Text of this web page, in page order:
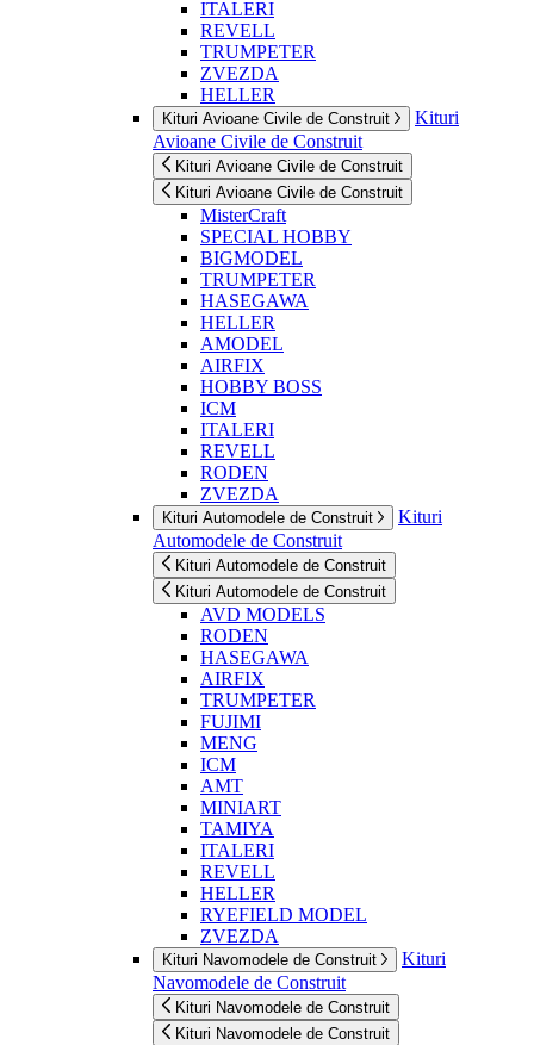
ITALERI
REVELL
TRUMPETER
ZVEZDA
HELLER
Kituri Avioane Civile de Construit
Kituri
Avioane Civile de Construit
Kituri Avioane Civile de Construit
Kituri Avioane Civile de Construit
MisterCraft
SPECIAL HOBBY
BIGMODEL
TRUMPETER
HASEGAWA
HELLER
AMODEL
AIRFIX
HOBBY BOSS
ICM
ITALERI
REVELL
RODEN
ZVEZDA
Kituri Automodele de Construit
Kituri
Automodele de Construit
Kituri Automodele de Construit
Kituri Automodele de Construit
AVD MODELS
RODEN
HASEGAWA
AIRFIX
TRUMPETER
FUJIMI
MENG
ICM
AMT
MINIART
TAMIYA
ITALERI
REVELL
HELLER
RYEFIELD MODEL
ZVEZDA
Kituri Navomodele de Construit
Kituri
Navomodele de Construit
Kituri Navomodele de Construit
Kituri Navomodele de Construit